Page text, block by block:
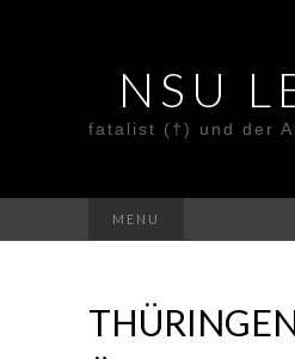
NSU
fatalist (†) und der
MENU